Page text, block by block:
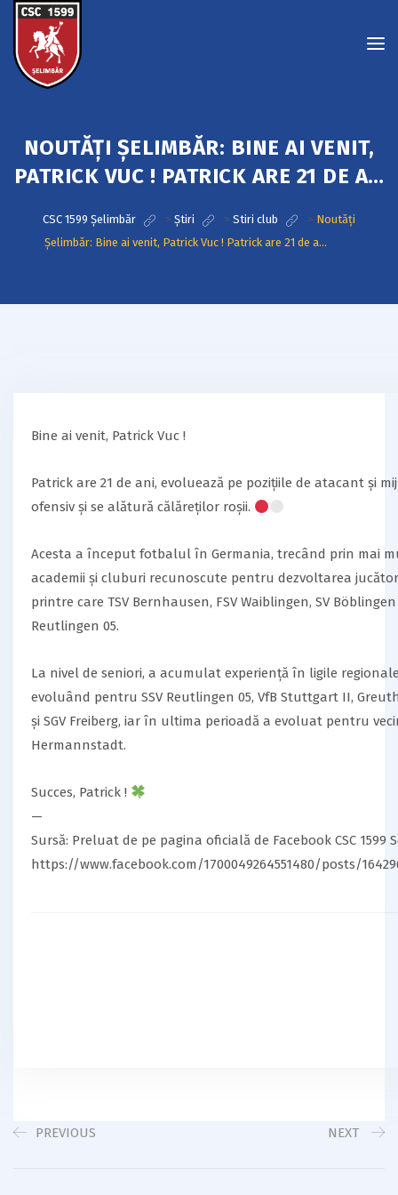
NOUTĂȚI ȘELIMBĂR: BINE AI VENIT,
PATRICK VUC ! PATRICK ARE 21 DE A…
CSC 1599 Șelimbăr > Știri > Stiri club > Noutăți
Șelimbăr: Bine ai venit, Patrick Vuc ! Patrick are 21 de a…
Bine ai venit, Patrick Vuc !
Patrick are 21 de ani, evoluează pe pozițiile de atacant și
ofensiv și se alătură călăreților roșii.
Acesta a început fotbalul în Germania, trecând prin mai
academii și cluburi recunoscute pentru dezvoltarea
printre care TSV Bernhausen, FSV Waiblingen, SV Böblingen
Reutlingen 05.
La nivel de seniori, a acumulat experiență în ligile
evoluând pentru SSV Reutlingen 05, VfB Stuttgart II,
și SGV Freiberg, iar în ultima perioadă a evoluat pentru
Hermannstadt.
Succes, Patrick !
—
Sursă: Preluat de pe pagina oficială de Facebook CSC 1599
https://www.facebook.com/1700049264551480/posts/
PREVIOUS NEXT